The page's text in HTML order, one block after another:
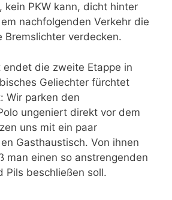
kein PKW kann, dicht hinter
nachfolgenden Verkehr die
Bremslichter verdecken.
endet die zweite Etappe in
Geliechter fürchtet
Wir parken den
ungeniert direkt vor dem
uns mit ein paar
Gasthaustisch. Von ihnen
man einen so anstrengenden
Pils beschließen soll.